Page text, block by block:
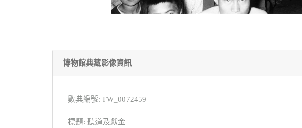
博物館典藏影像資訊
數典編號: FW_0072459
標題: 聽道及獻金